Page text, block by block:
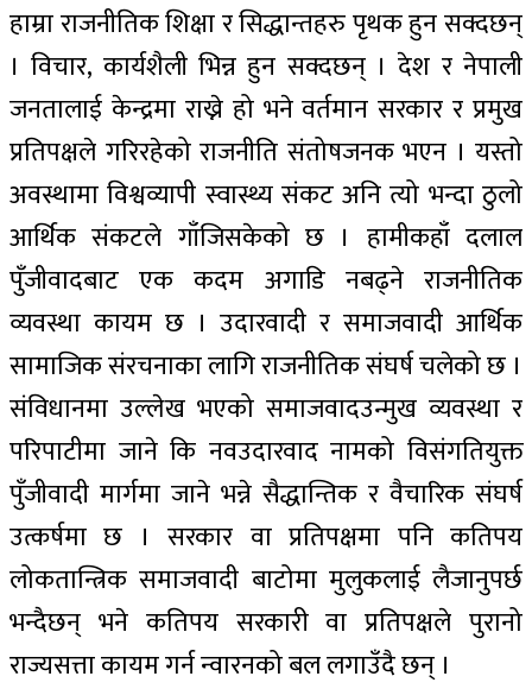
हाम्रा राजनीतिक शिक्षा र सिद्धान्तहरु पृथक हुन सक्दछन्
। विचार, कार्यशैली भिन्न हुन सक्दछन् । देश र नेपाली
जनतालाई केन्द्रमा राख्ने हो भने वर्तमान सरकार र प्रमुख
प्रतिपक्षले गरिरहेको राजनीति संतोषजनक भएन । यस्तो
अवस्थामा विश्वव्यापी स्वास्थ्य संकट अनि त्यो भन्दा ठुलो
आर्थिक संकटले गाँजिसकेको छ । हामीकहाँ दलाल
पुँजीवादबाट एक कदम अगाडि नबढ्ने राजनीतिक
व्यवस्था कायम छ । उदारवादी र समाजवादी आर्थिक
सामाजिक संरचनाका लागि राजनीतिक संघर्ष चलेको छ ।
संविधानमा उल्लेख भएको समाजवादउन्मुख व्यवस्था र
परिपाटीमा जाने कि नवउदारवाद नामको विसंगतियुक्त
पुँजीवादी मार्गमा जाने भन्ने सैद्धान्तिक र वैचारिक संघर्ष
उत्कर्षमा छ । सरकार वा प्रतिपक्षमा पनि कतिपय
लोकतान्त्रिक समाजवादी बाटोमा मुलुकलाई लैजानुपर्छ
भन्दैछन् भने कतिपय सरकारी वा प्रतिपक्षले पुरानो
राज्यसत्ता कायम गर्न न्वारनको बल लगाउँदै छन् ।